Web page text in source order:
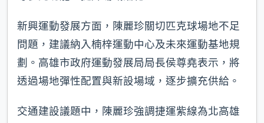
新興運動發展方面，陳麗珍關切匹克球場地不足
問題，建議納入楠梓運動中心及未來運動基地規
劃。高雄市政府運動發展局局長侯尊堯表示，將
透過場地彈性配置與新設場域，逐步擴充供給。
交通建設議題中，陳麗珍強調捷運紫線為北高雄